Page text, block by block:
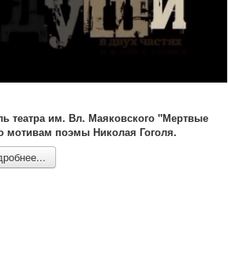
театра им. Вл. Маяковского "Мертвые
мотивам поэмы Николая Гоголя.